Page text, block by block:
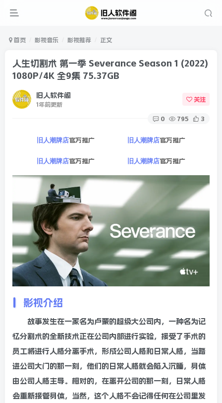
首页 影视音乐 影视推荐 正文
人生切割术 第一季 Severance Season 1 (2022)
1080P/4K 全9集 75.37GB
旧人软件阁
1年前更新
关注
0 795 3
旧人潮牌店官方推广 旧人潮牌店官方推广
旧人潮牌店官方推广 旧人潮牌店官方推广
影视介绍
故事发生在一家名为卢蒙的超级大公司内，一种名为记
忆分割术的全新技术正在公司内部进行实验，接受了手术的
员工将进行人格分离手术，形成公司人格和日常人格，当踏
进公司大门的那一刻，他们的日常人格就会陷入沉睡，身体
由公司人格主导。相对的，在离开公司的那一刻，日常人格
会重新接管身体，当然，这个人格不会记得任何在公司里发